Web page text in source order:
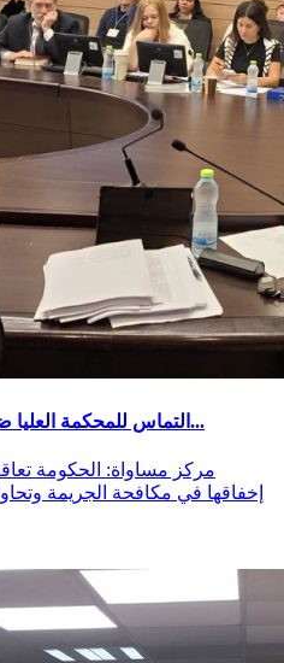
التماس للمحكمة العليا ضد اقتطاع نصف مليار شيكل من...
إخفاقها في مكافحة الجريمة